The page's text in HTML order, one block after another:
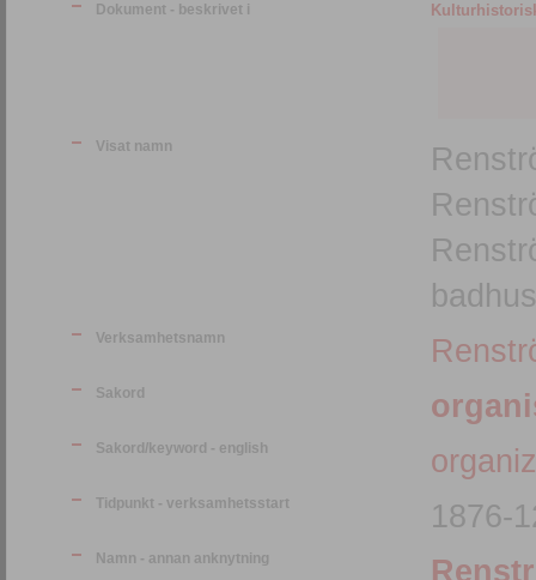
Dokument - beskrivet i
Visat namn
Verksamhetsnamn
Sakord
Sakord/keyword - english
Tidpunkt - verksamhetsstart 1876-
Namn - annan anknytning